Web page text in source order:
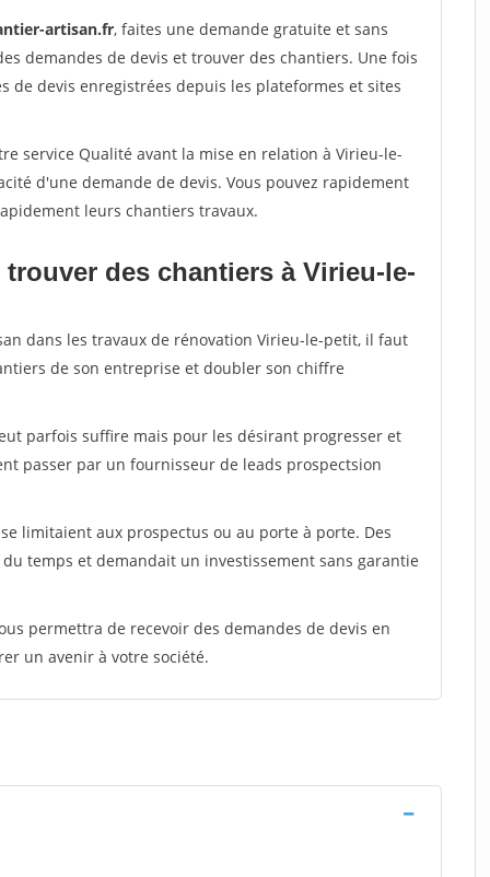
artisan.fr, faites une demande gratuite et sans
demandes de devis et trouver des chantiers. Une fois
de devis enregistrées depuis les plateformes et sites
service Qualité avant la mise en relation à Virieu-le-
d'une demande de devis. Vous pouvez rapidement
leurs chantiers travaux.
des chantiers à Virieu-le-
dans les travaux de rénovation Virieu-le-petit, il faut
de son entreprise et doubler son chiffre
parfois suffire mais pour les désirant progresser et
passer par un fournisseur de leads prospectsion
limitaient aux prospectus ou au porte à porte. Des
temps et demandait un investissement sans garantie
permettra de recevoir des demandes de devis en
un avenir à votre société.